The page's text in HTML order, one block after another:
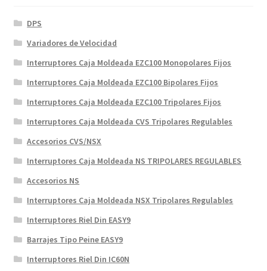
DPS
Variadores de Velocidad
Interruptores Caja Moldeada EZC100 Monopolares Fijos
Interruptores Caja Moldeada EZC100 Bipolares Fijos
Interruptores Caja Moldeada EZC100 Tripolares Fijos
Interruptores Caja Moldeada CVS Tripolares Regulables
Accesorios CVS/NSX
Interruptores Caja Moldeada NS TRIPOLARES REGULABLES
Accesorios NS
Interruptores Caja Moldeada NSX Tripolares Regulables
Interruptores Riel Din EASY9
Barrajes Tipo Peine EASY9
Interruptores Riel Din IC60N